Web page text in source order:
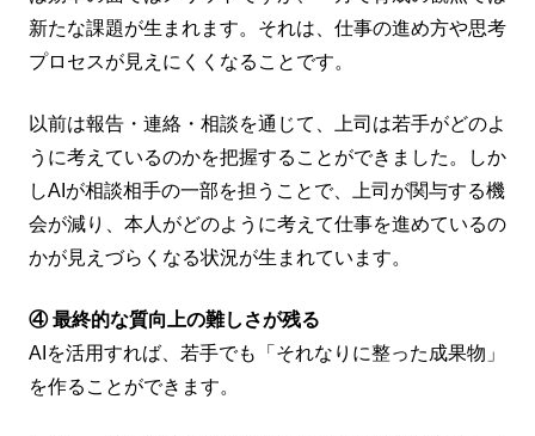
新たな課題が生まれます。それは、仕事の進め方や思考
プロセスが見えにくくなることです。
以前は報告・連絡・相談を通じて、上司は若手がどのよ
うに考えているのかを把握することができました。しか
しAIが相談相手の一部を担うことで、上司が関与する機
会が減り、本人がどのように考えて仕事を進めているの
かが見えづらくなる状況が生まれています。
④ 最終的な質向上の難しさが残る
AIを活用すれば、若手でも「それなりに整った成果物」
を作ることができます。